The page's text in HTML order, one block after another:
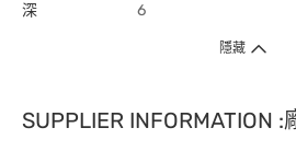
深 6
隱藏
SUPPLIER INFORMATION